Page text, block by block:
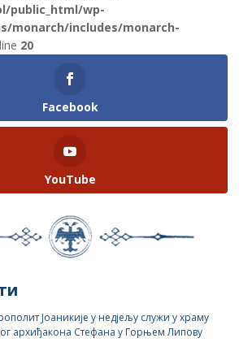
public_html/wp-
monarch/includes/monarch-
20
Facebook
YouTube
Јоаникије у недјељу служи у храму
архиђакона Стефана у Горњем Липову